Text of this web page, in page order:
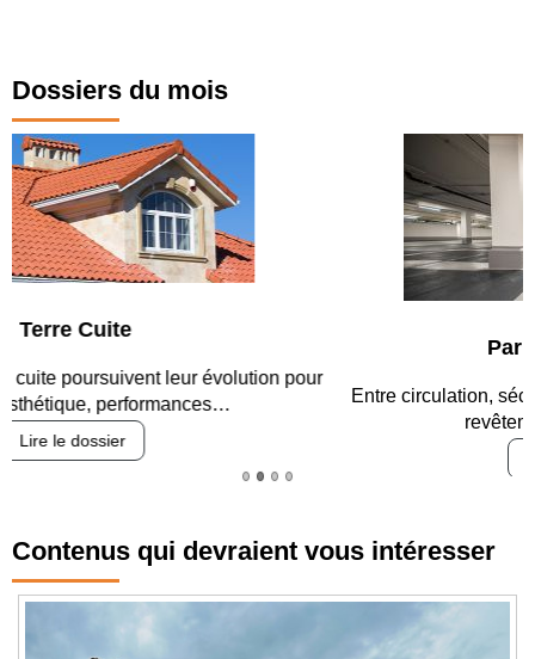
Dossiers du mois
Entre circulation, sécurisation des accès, durabilité des
Contenus qui devraient vous intéresser